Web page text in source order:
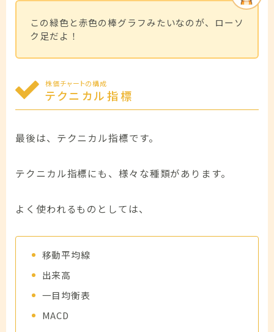
この緑色と赤色の棒グラフみたいなのが、ローソ
ク足だよ！
株価チャートの構成
テクニカル指標
最後は、テクニカル指標です。
テクニカル指標にも、様々な種類があります。
よく使われるものとしては、
移動平均線
出来高
一目均衡表
MACD